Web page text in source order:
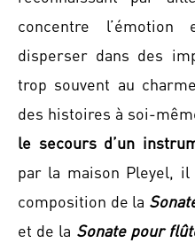
concentre
disperser dans des
trop souvent au
des histoires à soi-
le secours d’un
par la maison Pleyel, il
composition de la
et de la Sonate pour